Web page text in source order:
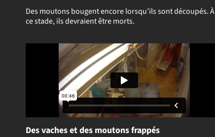
Des moutons bougent encore lorsqu’ils sont découpés. À
ce stade, ils devraient être morts.
Des vaches et des moutons frappés